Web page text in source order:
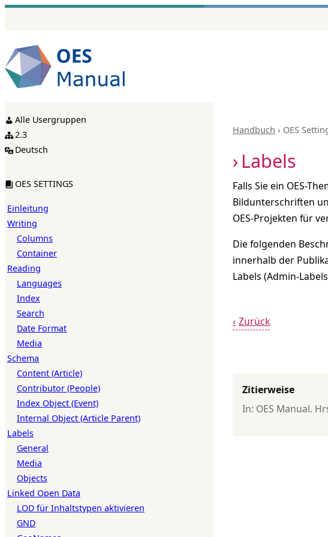
Zum
springen
Alle Usergruppen
2.3
Deutsch
OES SETTINGS
Einleitung
Writing
Columns
Container
Reading
Languages
Index
Search
Date Format
Media
Schema
Content (Article)
Contributor (People)
Index Object (Event)
Internal Object (Article Parent)
Labels
General
Media
Objects
Linked Open Data
LOD für Inhaltstypen aktivieren
GND
Handbuch OES
Labels
Falls Sie ein OES-
Bildunterschriften
OES-Projekten für
Die folgenden
innerhalb der
Labels (Admin-
Zurück
Zitierweise
In: OES Manual.